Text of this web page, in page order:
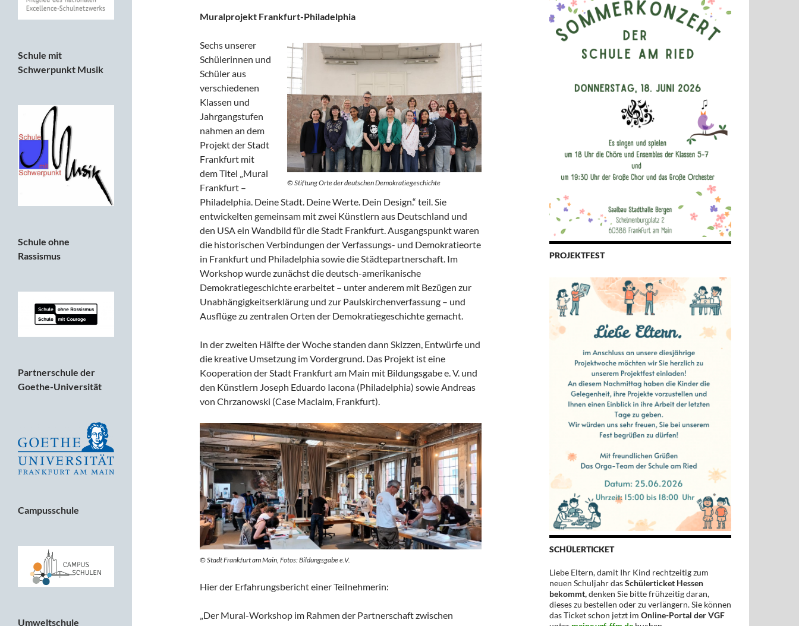
Muralprojekt Frankfurt-Philadelphia
© Stiftung Orte der deutschen Demokratiegeschichte
Sechs unserer
Schülerinnen und
Schüler aus
verschiedenen
Klassen und
Jahrgangstufen
nahmen an dem
Projekt der Stadt
Frankfurt mit
dem Titel „Mural
Frankfurt –
Philadelphia. Deine Stadt. Deine Werte. Dein Design.“ teil. Sie
entwickelten gemeinsam mit zwei Künstlern aus Deutschland und
den USA ein Wandbild für die Stadt Frankfurt. Ausgangspunkt waren
die historischen Verbindungen der Verfassungs- und Demokratieorte
in Frankfurt und Philadelphia sowie die Städtepartnerschaft. Im
Workshop wurde zunächst die deutsch-amerikanische
Demokratiegeschichte erarbeitet – unter anderem mit Bezügen zur
Unabhängigkeitserklärung und zur Paulskirchenverfassung – und
Ausflüge zu zentralen Orten der Demokratiegeschichte gemacht.
In der zweiten Hälfte der Woche standen dann Skizzen, Entwürfe und
die kreative Umsetzung im Vordergrund. Das Projekt ist eine
Kooperation der Stadt Frankfurt am Main mit Bildungsgabe e. V. und
den Künstlern Joseph Eduardo Iacona (Philadelphia) sowie Andreas
von Chrzanowski (Case Maclaim, Frankfurt).
© Stadt Frankfurt am Main, Fotos: Bildungsgabe e.V.
Hier der Erfahrungsbericht einer Teilnehmerin:
„Der Mural-Workshop im Rahmen der Partnerschaft zwischen
PROJEKTFEST
SCHÜLERTICKET
Liebe Eltern, damit Ihr Kind rechtzeitig zum
neuen Schuljahr dasSchülerticket Hessen
bekommt,denken Sie bitte frühzeitig daran,
dieses zu bestellen oder zu verlängern. Sie können
das Ticket schon jetzt im Online-Portal der VGF
Schule mit
Schwerpunkt Musik
Schule ohne
Rassismus
Partnerschule der
Goethe-Universität
Campusschule
Umweltschule